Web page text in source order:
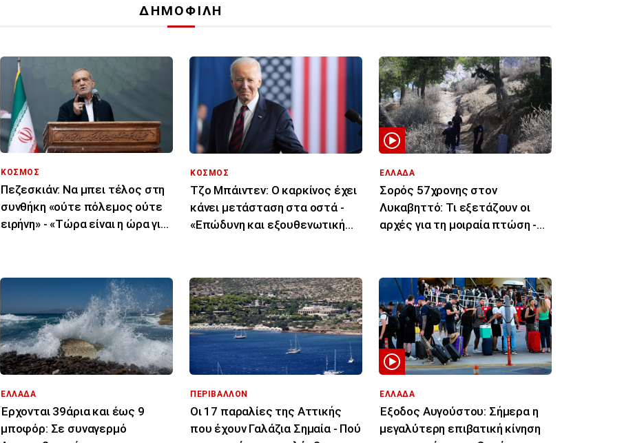
ΔΗΜΟΦΙΛΗ
ΚΟΣΜΟΣ
Πεζεσκιάν: Να μπει τέλος στη
συνθήκη «ούτε πόλεμος ούτε
ειρήνη» - «Τώρα είναι η ώρα για
ΚΟΣΜΟΣ
Τζο Μπάιντεν: Ο καρκίνος έχει
κάνει μετάσταση στα οστά -
«Επώδυνη και εξουθενωτική
ΕΛΛΑΔΑ
Σορός 57χρονης στον
Λυκαβηττό: Τι εξετάζουν οι
αρχές για τη μοιραία πτώση -
ΕΛΛΑΔΑ
Έρχονται 39άρια και έως 9
μποφόρ: Σε συναγερμό
ΠΕΡΙΒΑΛΛΟΝ
Οι 17 παραλίες της Αττικής
που έχουν Γαλάζια Σημαία - Πού
ΕΛΛΑΔΑ
Έξοδος Αυγούστου: Σήμερα η
μεγαλύτερη επιβατική κίνηση